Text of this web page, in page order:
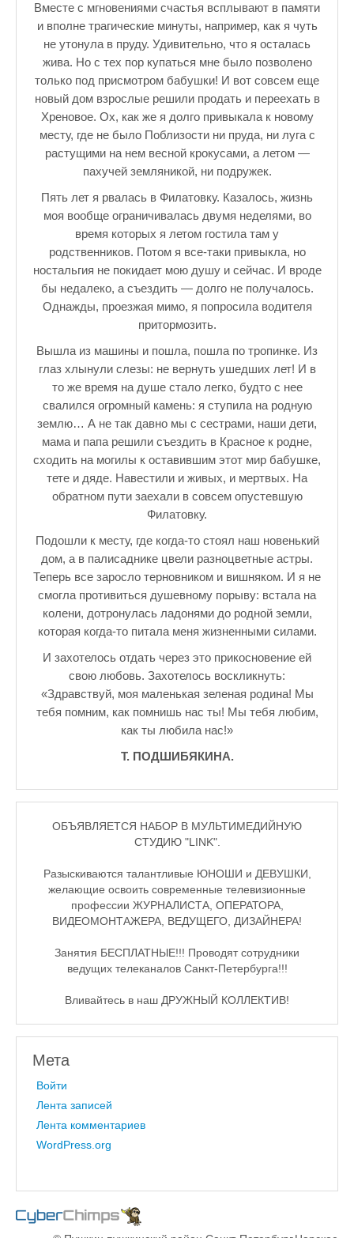
Вместе с мгновениями счастья всплывают в памяти
и вполне трагические минуты, например, как я чуть
не утонула в пруду. Удивительно, что я осталась
жива. Но с тех пор купаться мне было позволено
только под присмотром бабушки! И вот совсем еще
новый дом взрослые решили продать и переехать в
Хреновое. Ох, как же я долго привыкала к новому
месту, где не было Поблизости ни пруда, ни луга с
растущими на нем весной крокусами, а летом —
пахучей земляникой, ни подружек.
Пять лет я рвалась в Филатовку. Казалось, жизнь
моя вообще ограничивалась двумя неделями, во
время которых я летом гостила там у
родственников. Потом я все-таки привыкла, но
ностальгия не покидает мою душу и сейчас. И вроде
бы недалеко, а съездить — долго не получалось.
Однажды, проезжая мимо, я попросила водителя
притормозить.
Вышла из машины и пошла, пошла по тропинке. Из
глаз хлынули слезы: не вернуть ушедших лет! И в
то же время на душе стало легко, будто с нее
свалился огромный камень: я ступила на родную
землю… А не так давно мы с сестрами, наши дети,
мама и папа решили съездить в Красное к родне,
сходить на могилы к оставившим этот мир бабушке,
тете и дяде. Навестили и живых, и мертвых. На
обратном пути заехали в совсем опустевшую
Филатовку.
Подошли к месту, где когда-то стоял наш новенький
дом, а в палисаднике цвели разноцветные астры.
Теперь все заросло терновником и вишняком. И я не
смогла противиться душевному порыву: встала на
колени, дотронулась ладонями до родной земли,
которая когда-то питала меня жизненными силами.
И захотелось отдать через это прикосновение ей
свою любовь. Захотелось воскликнуть:
«Здравствуй, моя маленькая зеленая родина! Мы
тебя помним, как помнишь нас ты! Мы тебя любим,
как ты любила нас!»
Т. ПОДШИБЯКИНА.
ОБЪЯВЛЯЕТСЯ НАБОР В МУЛЬТИМЕДИЙНУЮ
СТУДИЮ "LINK".
Разыскиваются талантливые ЮНОШИ и ДЕВУШКИ,
желающие освоить современные телевизионные
профессии ЖУРНАЛИСТА, ОПЕРАТОРА,
ВИДЕОМОНТАЖЕРА, ВЕДУЩЕГО, ДИЗАЙНЕРА!
Занятия БЕСПЛАТНЫЕ!!! Проводят сотрудники
ведущих телеканалов Санкт-Петербурга!!!
Вливайтесь в наш ДРУЖНЫЙ КОЛЛЕКТИВ!
Мета
Войти
Лента записей
Лента комментариев
WordPress.org